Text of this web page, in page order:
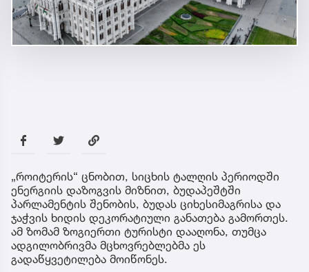
„როიტერის“ ცნობით, სიცხის ტალღის პერიოდში
ენერგიის დაზოგვის მიზნით, ბუდაპეშტში
პარლამენტის შენობის, ბუდას ციხესიმაგრისა და
ჯაჭვის ხიდის დეკორატიული განათება გამორთეს.
ამ ზომამ ზოგიერთი ტურისტი დააღონა, თუმცა
ადგილობრივმა მცხოვრებლებმა ეს
გადაწყვეტილება მოიწონეს.